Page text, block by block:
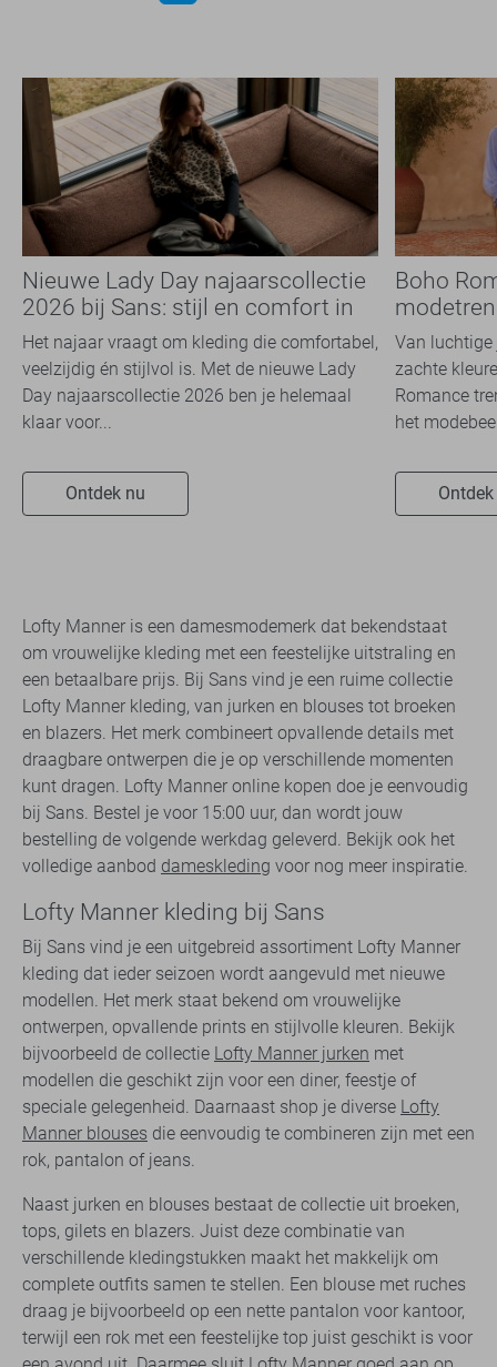
Nieuwe Lady Day najaarscollectie
2026 bij Sans: stijl en comfort in
travelkwaliteit
Het najaar vraagt om kleding die comfortabel,
veelzijdig én stijlvol is. Met de nieuwe Lady
Day najaarscollectie 2026 ben je helemaal
klaar voor...
Ontdek nu
Boho
overal
Van luchtige
zachte
Romance
het
Lofty Manner is een damesmodemerk dat bekendstaat
om vrouwelijke kleding met een feestelijke uitstraling en
een betaalbare prijs. Bij Sans vind je een ruime collectie
Lofty Manner kleding, van jurken en blouses tot broeken
en blazers. Het merk combineert opvallende details met
draagbare ontwerpen die je op verschillende momenten
kunt dragen. Lofty Manner online kopen doe je eenvoudig
bij Sans. Bestel je voor 15:00 uur, dan wordt jouw
bestelling de volgende werkdag geleverd. Bekijk ook het
volledige aanbod dameskleding voor nog meer inspiratie.
Lofty Manner kleding bij Sans
Bij Sans vind je een uitgebreid assortiment Lofty Manner
kleding dat ieder seizoen wordt aangevuld met nieuwe
modellen. Het merk staat bekend om vrouwelijke
ontwerpen, opvallende prints en stijlvolle kleuren. Bekijk
bijvoorbeeld de collectie Lofty Manner jurken met
modellen die geschikt zijn voor een diner, feestje of
speciale gelegenheid. Daarnaast shop je diverse Lofty
Manner blouses die eenvoudig te combineren zijn met een
rok, pantalon of jeans.
Naast jurken en blouses bestaat de collectie uit broeken,
tops, gilets en blazers. Juist deze combinatie van
verschillende kledingstukken maakt het makkelijk om
complete outfits samen te stellen. Een blouse met ruches
draag je bijvoorbeeld op een nette pantalon voor kantoor,
terwijl een rok met een feestelijke top juist geschikt is voor